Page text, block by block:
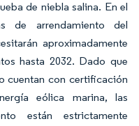
de niebla salina. En el
de arrendamiento del
aproximadamente
hasta 2032. Dado que
cuentan con certificación
eólica marina, las
están estrictamente